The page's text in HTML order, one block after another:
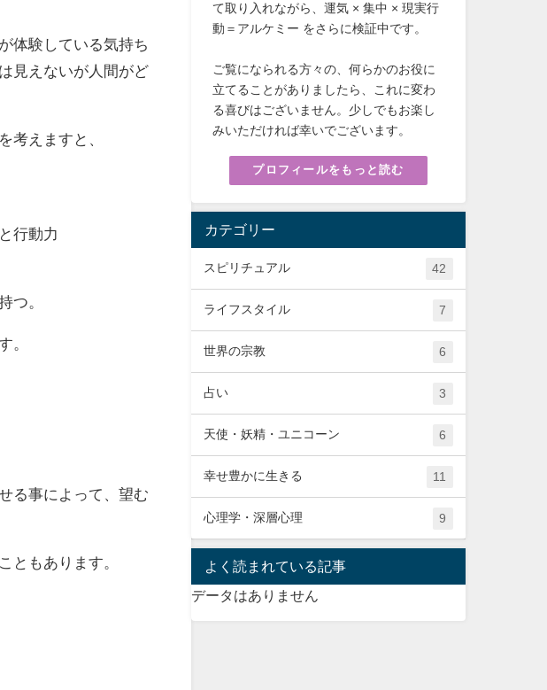
体験している気持ち
見えないが人間がど
考えますと、
行動力
つ。
。
る事によって、望む
ともあります。
て取り入れながら、運気 × 集中 × 現実行
動＝アルケミー をさらに検証中です。
ご覧になられる方々の、何らかのお役に
立てることがありましたら、これに変わ
る喜びはございません。少しでもお楽し
みいただければ幸いでございます。
プロフィールをもっと読む
カテゴリー
スピリチュアル 42
ライフスタイル 7
世界の宗教 6
占い 3
天使・妖精・ユニコーン 6
幸せ豊かに生きる 11
心理学・深層心理 9
よく読まれている記事
データはありません